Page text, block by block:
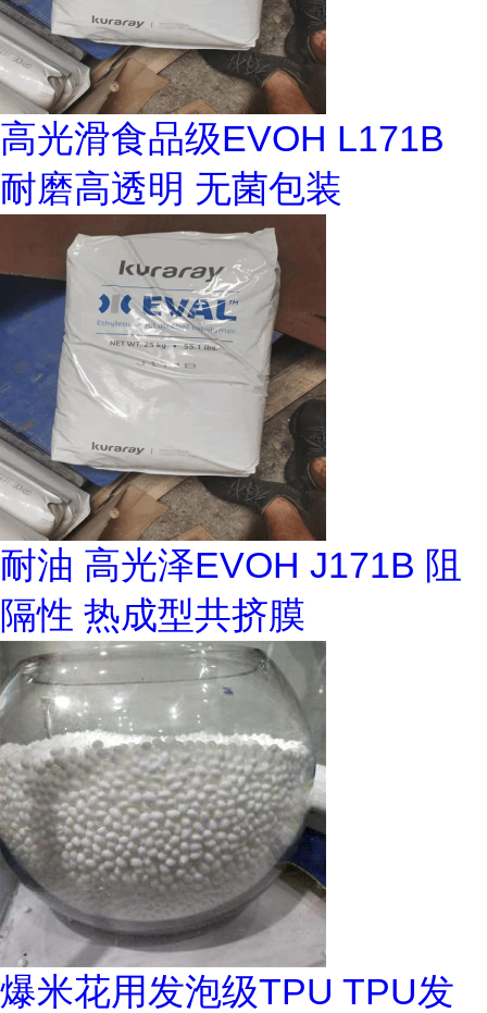
高光滑食品级EVOH L171B
耐磨高透明 无菌包装
耐油 高光泽EVOH J171B 阻
隔性 热成型共挤膜
爆米花用发泡级TPU TPU发